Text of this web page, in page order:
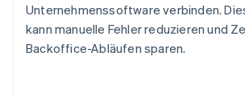
Unternehmenssoftware verbinden.
kann manuelle Fehler reduzieren und
Backoffice-Abläufen sparen.